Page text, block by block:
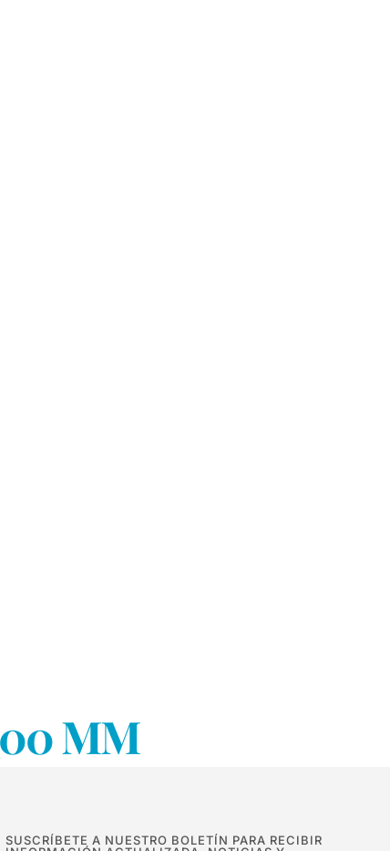
MM
SUSCRÍBETE A NUESTRO BOLETÍN PARA RECIBIR